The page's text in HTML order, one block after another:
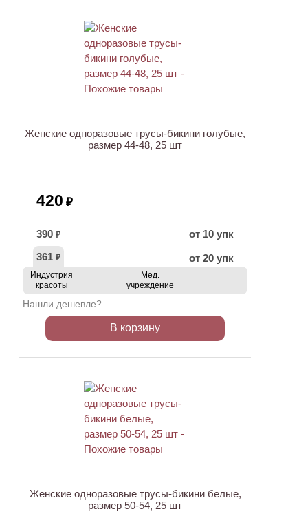
Женские одноразовые трусы-бикини голубые,
размер 44-48, 25 шт
420 ₽
390 ₽
от 10 упк
361 ₽ от 20 упк
Индустрия
красоты
Мед.
учреждение
Нашли дешевле?
В корзину
Женские одноразовые трусы-бикини белые,
размер 50-54, 25 шт